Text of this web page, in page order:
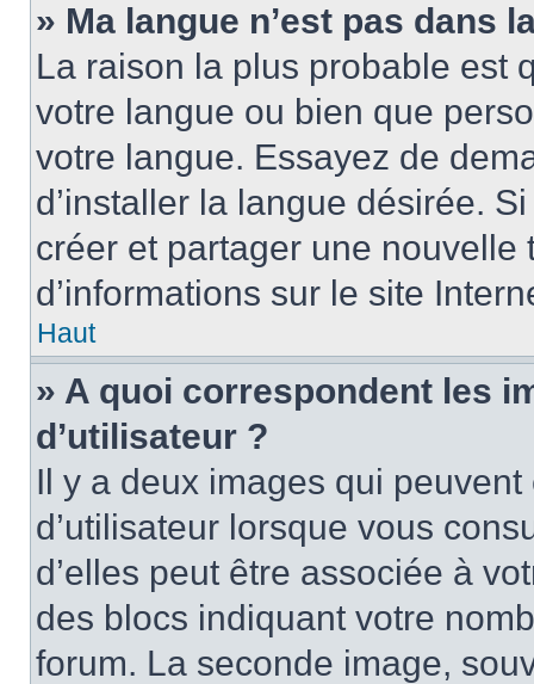
» Ma langue n’est pas dans
La raison la plus probable est
votre langue ou bien que
votre langue. Essayez de
d’installer la langue désirée.
créer et partager une
d’informations sur le site
Haut
» A quoi correspondent les
d’utilisateur ?
Il y a deux images qui
d’utilisateur lorsque vous
d’elles peut être associée à
des blocs indiquant votre
forum. La seconde image,